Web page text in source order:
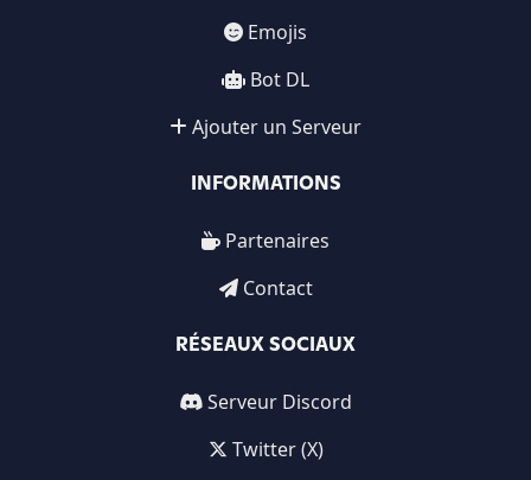
Emojis
Bot DL
Ajouter un Serveur
INFORMATIONS
Partenaires
Contact
RÉSEAUX SOCIAUX
Serveur Discord
Twitter (X)